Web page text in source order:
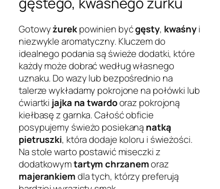
Gotowyżurekpowinien byćgęsty, kwaśnyi
niezwykle aromatyczny. Kluczem do
idealnego podania są świeże dodatki, które
każdy może dobrać według własnego
uznaku. Do wazy lub bezpośrednio na
talerze wykładamy pokrojone na połówki lub
ćwiartki jajka na twardooraz pokrojoną
kiełbasę z garnka. Całość obficie
posypujemy świeżo posiekaną natką
pietruszki, która dodaje koloru i świeżości.
Na stole warto postawić miseczki z
dodatkowymtartym chrzanemoraz
majerankiemdla tych, którzy preferują